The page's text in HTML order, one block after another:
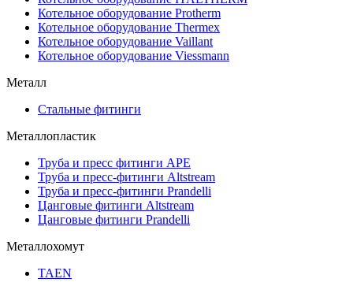
Котельное оборудование Protherm
Котельное оборудование Thermex
Котельное оборудование Vaillant
Котельное оборудование Viessmann
Металл
Стальные фитинги
Металлопластик
Труба и пресс фитинги APE
Труба и пресс-фитинги Altstream
Труба и пресс-фитинги Prandelli
Цанговые фитинги Altstream
Цанговые фитинги Prandelli
Металлохомут
TAEN